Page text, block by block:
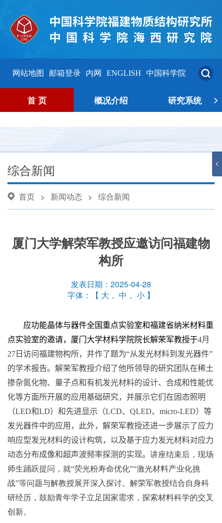
网站地图 邮箱登录 内网 ENGLISH 中国科学院
首 页 概况介绍 研究系统 >
<
综合新闻
首页 > 新闻动态 > 综合新闻
厦门大学解荣军教授应邀访问福建物
构所
发表日期：2025-04-28
字体：【 大 ， 中 ， 小 】
应功能晶体与器件全国重点实验室和福建省纳米材料重
点实验室的邀请，厦门大学材料学院院长解荣军教授于4月
27 日访问福建物构所，并作了题为“从发光材料到发光器件”
的学术报告。解荣军教授介绍了他所领导的研究团队在稀土
掺杂氮化物、量子点和有机发光材料的设计、合成和性能优
化等方面所开展的应用基础研究，并展示它们在固态照明
（LED和LD）和先进显示（LCD、 QLED、 micro-LED）等
发光器件中的应用，此外，解荣军教授还进一步展示了应力
响应型发光材料的设计构筑，以及基于应力发光材料对应力
动态分布成像和超声波频率探测的实现。 讲座结束后，现场
师生踊跃提问，就“荧光粉寿命优化”“激光材料产业化挑
战”等问题与解教授展开深入探讨。解荣军教授结合自身科
研经历，鼓励青年学子立足国家需求，探索材料科学的交叉
创新。